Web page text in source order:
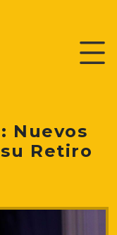
Nuevos
Retiro